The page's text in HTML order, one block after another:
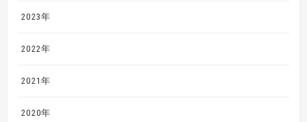
2023年
2022年
2021年
2020年